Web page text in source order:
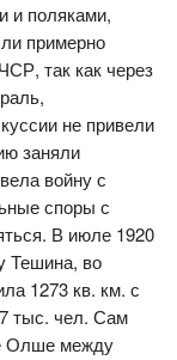
и поляками,
примерно
так как через
не привели
заняли
войну с
споры с
В июле 1920
Тешина, во
1273 кв. км. с
тыс. чел. Сам
Олше между